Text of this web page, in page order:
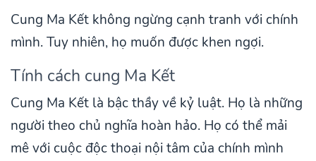
Cung Ma Kết không ngừng cạnh tranh với chính
mình. Tuy nhiên, họ muốn được khen ngợi.
Tính cách cung Ma Kết
Cung Ma Kết là bậc thầy về kỷ luật. Họ là những
người theo chủ nghĩa hoàn hảo. Họ có thể mải
mê với cuộc độc thoại nội tâm của chính mình